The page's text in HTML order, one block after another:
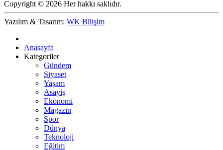
Copyright © 2026 Her hakkı saklıdır.
Yazılım & Tasarım: WK Bilişim
Anasayfa
Kategoriler
Gündem
Siyaset
Yaşam
Asayiş
Ekonomi
Magazin
Spor
Dünya
Teknoloji
Eğitim